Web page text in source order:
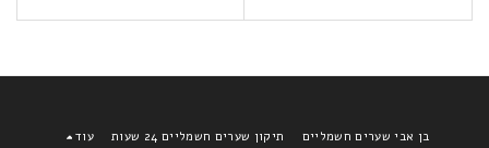
בן אבי שערים חשמליים תיקון שערים חשמליים 24 שעות עוד